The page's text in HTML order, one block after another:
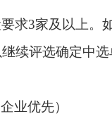
求3家及以上。
续评选确定中选
业优先）